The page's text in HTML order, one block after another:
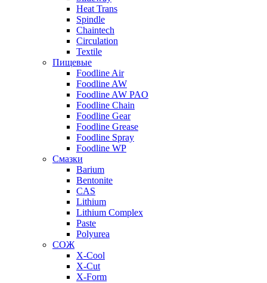
Heat Trans
Spindle
Chaintech
Circulation
Textile
Пищевые
Foodline Air
Foodline AW
Foodline AW PAO
Foodline Chain
Foodline Gear
Foodline Grease
Foodline Spray
Foodline WP
Смазки
Barium
Bentonite
CAS
Lithium
Lithium Complex
Paste
Polyurea
СОЖ
X-Cool
X-Cut
X-Form